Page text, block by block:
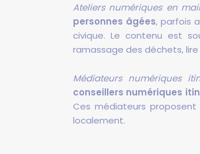
Ateliers numériques en
personnes âgées, parfois
civique. Le contenu est
ramassage des déchets,
Médiateurs numériques
conseillers numériques
Ces médiateurs proposent
localement.